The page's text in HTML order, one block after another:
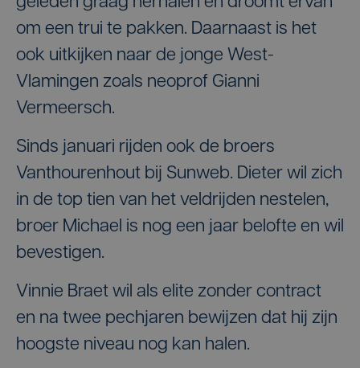
om een trui te pakken. Daarnaast is het
ook uitkijken naar de jonge West-
Vlamingen zoals neoprof Gianni
Vermeersch.
Sinds januari rijden ook de broers
Vanthourenhout bij Sunweb. Dieter wil zich
in de top tien van het veldrijden nestelen,
broer Michael is nog een jaar belofte en wil
bevestigen.
Vinnie Braet wil als elite zonder contract
en na twee pechjaren bewijzen dat hij zijn
hoogste niveau nog kan halen.